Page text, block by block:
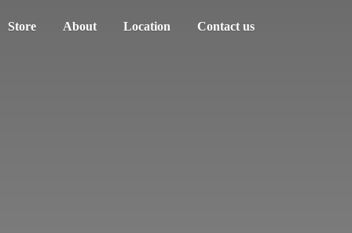
Store About Location Contact us